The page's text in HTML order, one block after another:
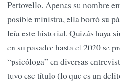
Pettovello. Apenas su nombre
posible ministra, ella borró su
leía este historial. Quizás haya
en su pasado: hasta el 2020 se
“psicóloga” en diversas
tuvo ese título (lo que es un